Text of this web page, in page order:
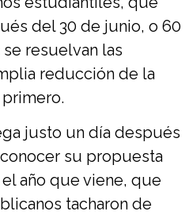
del 30 de junio, o 60
resuelvan las
reducción de la
justo un día después
su propuesta
año que viene, que
tacharon de